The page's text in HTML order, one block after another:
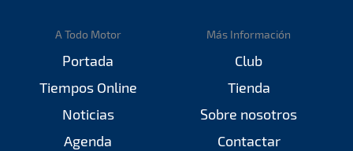
A Todo Motor
Portada
Tiempos Online
Noticias
Agenda
Más Información
Club
Tienda
Sobre nosotros
Contactar